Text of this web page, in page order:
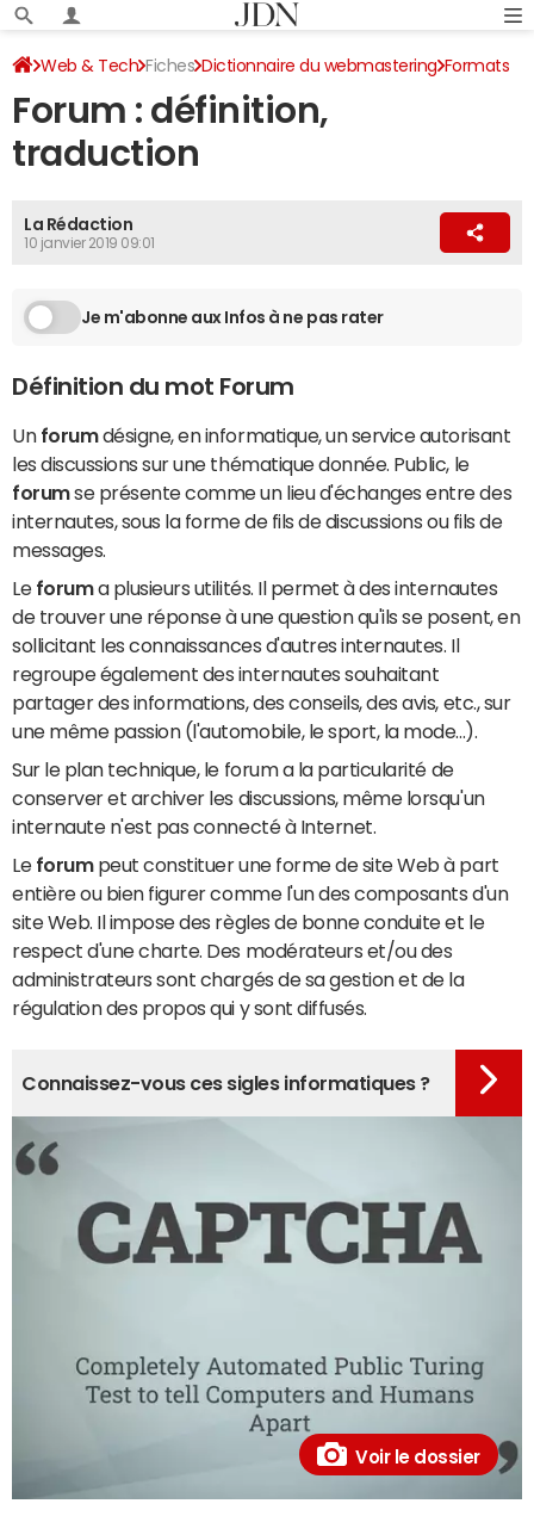
Web & Tech Fiches Dictionnaire du webmastering Formats
Forum : définition,
traduction
La Rédaction
10 janvier 2019 09:01
Je m'abonne aux Infos à ne pas rater
Définition du mot Forum
Un forumdésigne, en informatique, un service autorisant
les discussions sur une thématique donnée. Public, le
forumse présente comme un lieu d'échanges entre des
internautes, sous la forme de fils de discussions ou fils de
messages.
Le foruma plusieurs utilités. Il permet à des internautes
de trouver une réponse à une question qu'ils se posent, en
sollicitant les connaissances d'autres internautes. Il
regroupe également des internautes souhaitant
partager des informations, des conseils, des avis, etc., sur
une même passion (l'automobile, le sport, la mode...).
Sur le plan technique, le forum a la particularité de
conserver et archiver les discussions, même lorsqu'un
internaute n'est pas connecté à Internet.
Le forumpeut constituer une forme de site Web à part
entière ou bien figurer comme l'un des composants d'un
site Web. Il impose des règles de bonne conduite et le
respect d'une charte. Des modérateurs et/ou des
administrateurs sont chargés de sa gestion et de la
régulation des propos qui y sont diffusés.
Voir le dossier
Connaissez-vous ces sigles informatiques ?